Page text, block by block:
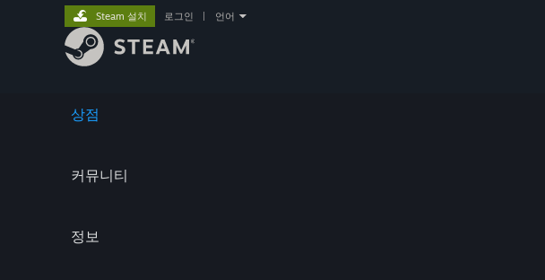
상점
커뮤니티
정보
Steam 설치 로그인 언어